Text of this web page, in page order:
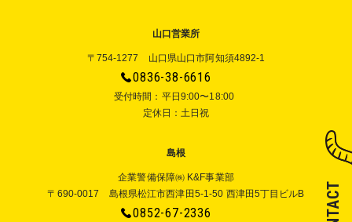
山口営業所
〒754-1277 山口県山口市阿知須4892-1
0836-38-6616
受付時間：平⽇9:00〜18:00
定休⽇：⼟⽇祝
島根
企業警備保障㈱ K&F事業部
〒690-0017 島根県松江市西津田5-1-50 西津田5丁目ビルB
0852-67-2336